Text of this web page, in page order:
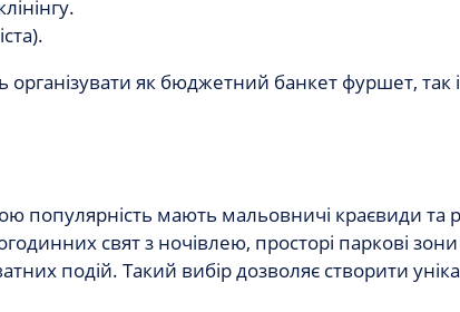
як бюджетний банкет фуршет, так
популярність мають мальовничі краєвиди та
свят з ночівлею, просторі паркові зони
подій. Такий вибір дозволяє створити